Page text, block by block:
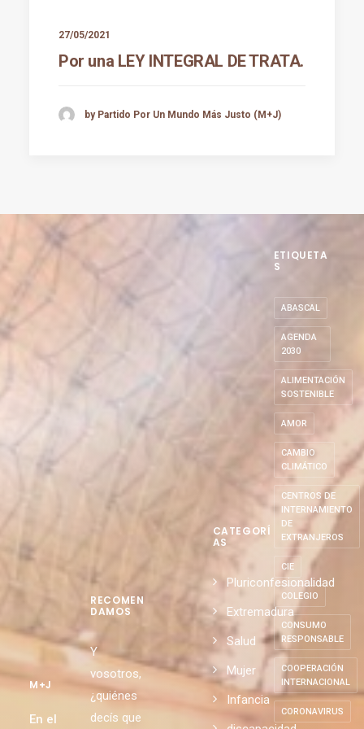
27/05/2021
Por una LEY INTEGRAL DE TRATA.
by Partido Por Un Mundo Más Justo (M+J)
M+J
En el
RECOMEN
DAMOS
Y
vosotros,
¿quiénes
decís que
CATEGORÍ
AS
Pluriconfesionalidad
Extremadura
Salud
Mujer
Infancia
ETIQUETA
S
ABASCAL
AGENDA
2030
ALIMENTACIÓN
SOSTENIBLE
AMOR
CAMBIO
CLIMÁTICO
CENTROS DE
INTERNAMIENTO
DE
EXTRANJEROS
CIE
COLEGIO
CONSUMO
RESPONSABLE
COOPERACIÓN
INTERNACIONAL
CORONAVIRUS